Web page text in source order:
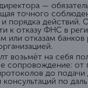
—
точного
порядка действий.
к отказу ФНС в
или отказам банков
возьмёт на себя
сопровождение: от
до подачи
консультаций по